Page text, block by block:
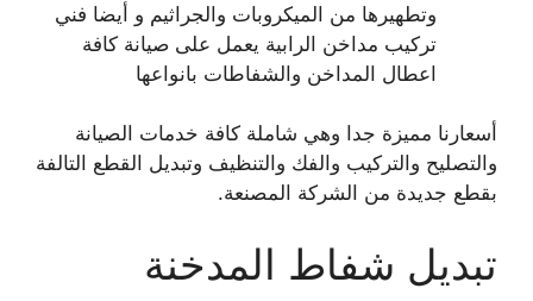
وتطهيرها من الميكروبات والجراثيم و أيضا فني
تركيب مداخن الرابية يعمل على صيانة كافة
اعطال المداخن والشفاطات بانواعها
أسعارنا مميزة جدا وهي شاملة كافة خدمات الصيانة
والتصليح والتركيب والفك والتنظيف وتبديل القطع التالفة
بقطع جديدة من الشركة المصنعة.
تبديل شفاط المدخنة